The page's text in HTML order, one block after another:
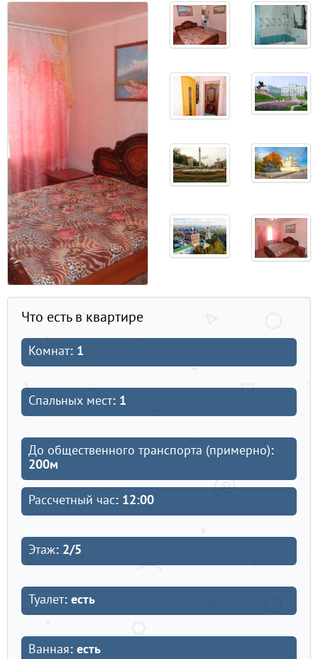
Что есть в квартире
Комнат: 1
Спальных мест: 1
До общественного транспорта (примерно):
200м
Рассчетный час: 12:00
Этаж: 2/5
Туалет: есть
Ванная: есть